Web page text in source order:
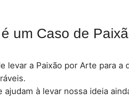
um Caso de
a Paixão por Arte para
à levar nossa ideia